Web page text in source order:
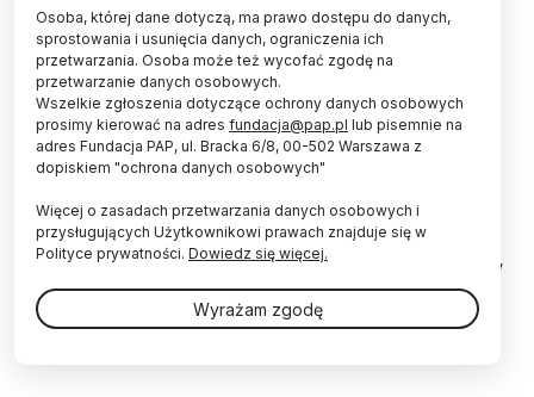
70 proc. zakażeń RSV występuje u dzieci w
pierwszym roku życia; wirus ten odpowiada za 60
proc. ostrych infekcji dróg oddechowych u
niemowląt i małych dzieci - poinformowała prezes
Polskiego Towarzystwa Pediatrycznego prof.
Teresa Jackowska. Dodała, że formą ochrony
Polskie Towarzystwo Pediatryczne zorganizowało w
środę w Centrum Prasowym PAP konferencję na
temat profilaktyki zakażeń wirusem RS (RSV) u
Osoba, której dane dotyczą, ma prawo dostępu do danych,
sprostowania i usunięcia danych, ograniczenia ich
przetwarzania. Osoba może też wycofać zgodę na
przetwarzanie danych osobowych.
Wszelkie zgłoszenia dotyczące ochrony danych osobowych
prosimy kierować na adres fundacja@pap.pl lub pisemnie na
adres Fundacja PAP, ul. Bracka 6/8, 00-502 Warszawa z
dopiskiem "ochrona danych osobowych"
Więcej o zasadach przetwarzania danych osobowych i
przysługujących Użytkownikowi prawach znajduje się w
Polityce prywatności. Dowiedz się więcej.
Wyrażam zgodę